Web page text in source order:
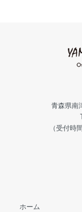
青森県南
（受付
ホーム